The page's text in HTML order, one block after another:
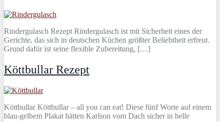
Rindergulasch Rezept Rindergulasch ist mit Sicherheit eines der
Gerichte, das sich in deutschen Küchen größter Beliebtheit erfreut.
Grund dafür ist seine flexible Zubereitung, […]
Köttbullar Rezept
Köttbullar Köttbullar – all you can eat! Diese fünf Worte auf einem
blau-gelbem Plakat hätten Karlson vom Dach sicher in helle